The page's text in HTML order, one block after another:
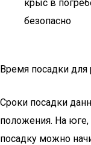
крыс в
безопасно
Время посадки для
Сроки посадки
положения. На
посадку можно